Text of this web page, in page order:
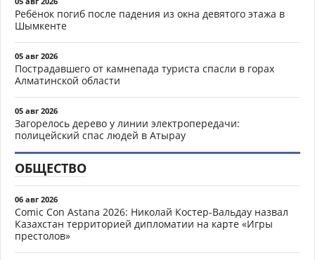
Ребёнок погиб после падения из окна девятого этажа в
Шымкенте
05 авг 2026
Пострадавшего от камнепада туриста спасли в горах
Алматинской области
05 авг 2026
Загорелось дерево у линии электропередачи:
полицейский спас людей в Атырау
ОБЩЕСТВО
06 авг 2026
Comic Con Astana 2026: Николай Костер-Вальдау назвал
Казахстан территорией дипломатии на карте «Игры
престолов»